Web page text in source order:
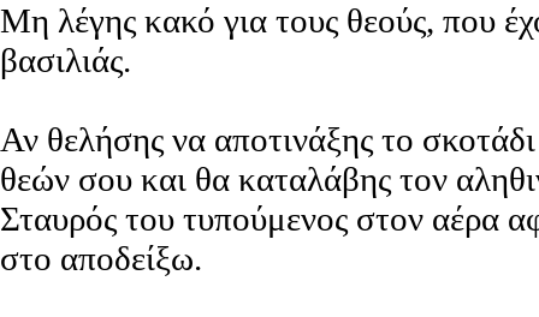
Μη λέγης κακό για τους θεούς, που
βασιλιάς.
Αν θελήσης να αποτινάξης το
θεών σου και θα καταλάβης τον
Σταυρός του τυπούμενος στον αέρα
στο αποδείξω.